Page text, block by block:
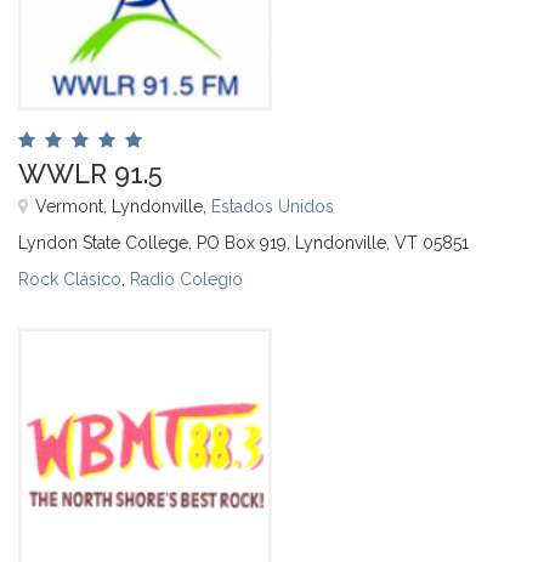
WWLR 91.5
Vermont, Lyndonville, Estados Unidos
Lyndon State College, PO Box 919, Lyndonville, VT 05851
Rock Clásico Radio Colegio